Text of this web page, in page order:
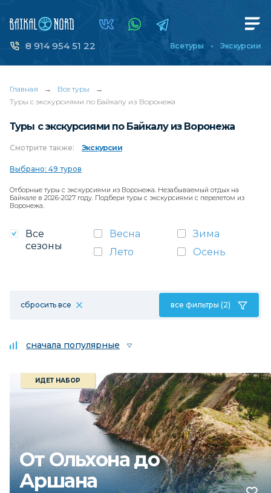
8 914 954 51 22 Все туры Экскурсии
Главная → Все туры
→
Туры с экскурсиями по Байкалу из Воронежа
Туры с экскурсиями по Байкалу из Воронежа
Смотрите также: Экскурсии
Выбрано: 49 туров
Отборные туры с экскурсиями из Воронежа. Незабываемый отдых на
Байкале в 2026-2027 году. Подбери туры с экскурсиями с перелетом из
Воронежа.
Все
сезоны
Весна
Зима
Лето
Осень
сбросить все все фильтры (2)
сначала популярные
От Ольхона до
Аршана
ИДЕТ НАБОР